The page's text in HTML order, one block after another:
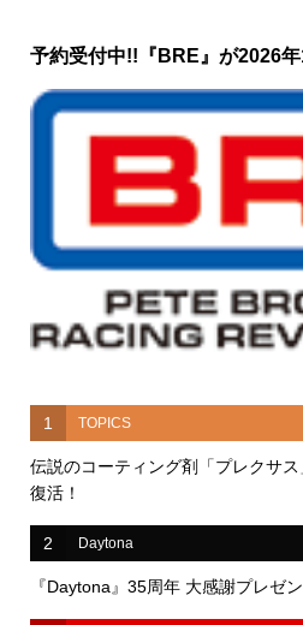
予約受付中!!『BRE』が2026年
1 TOPICS
伝説のコーティング剤「プレクサ
復活！
2 Daytona
『Daytona』35周年 大感謝プレゼ